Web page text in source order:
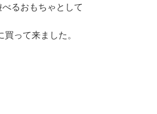
るおもちゃとして
って来ました。